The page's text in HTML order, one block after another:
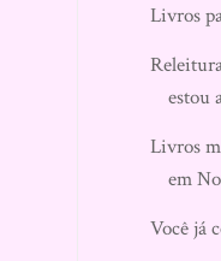
Livros
estou
Livros
em
Você já